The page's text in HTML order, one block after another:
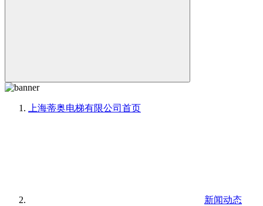
上海蒂奥电梯有限公司 首页
新闻动态